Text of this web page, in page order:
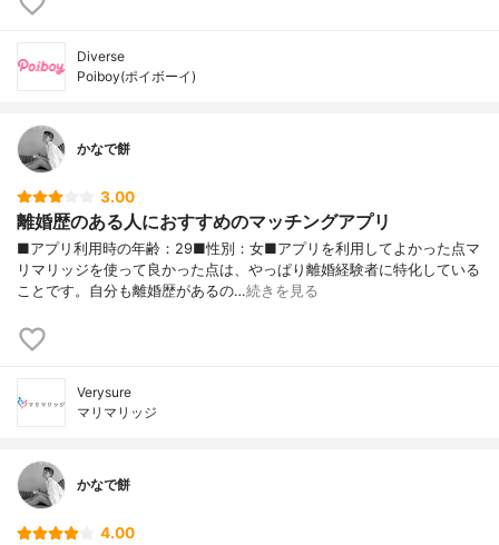
Diverse
Poiboy(ポイボーイ)
かなで餅
3.00
離婚歴のある人におすすめのマッチングアプリ
■アプリ利用時の年齢：29■性別：女■アプリを利用してよかった点マ
リマリッジを使って良かった点は、やっぱり離婚経験者に特化している
ことです。自分も離婚歴があるの…続きを見る
Verysure
マリマリッジ
かなで餅
4.00